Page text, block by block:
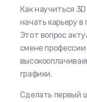
Как научиться
начать карьеру
Этот вопрос
смене
графики.
Сделать первый